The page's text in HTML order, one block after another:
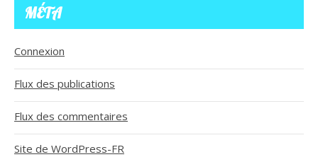
MÉTA
Connexion
Flux des publications
Flux des commentaires
Site de WordPress-FR